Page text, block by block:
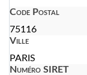
Code Postal
75116
Ville
PARIS
Numéro SIRET